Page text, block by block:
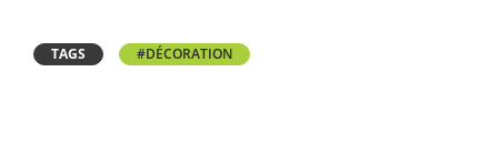
TAGS #DÉCORATION